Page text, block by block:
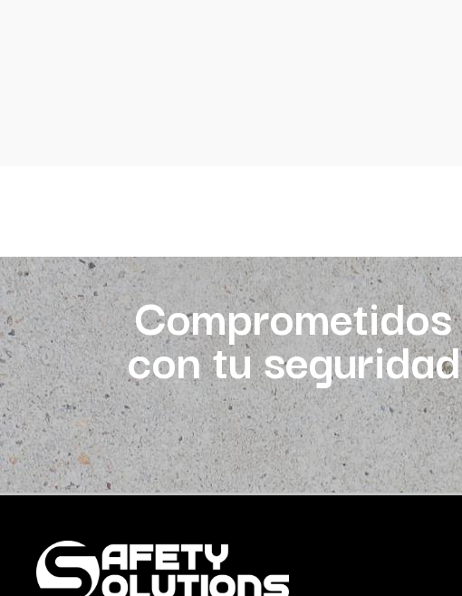
Comprometidos
con tu seguridad